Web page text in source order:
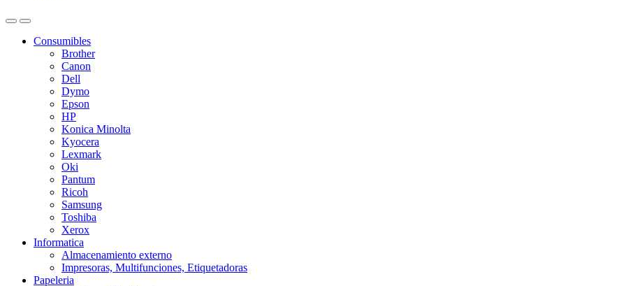
Consumibles
Brother
Canon
Dell
Dymo
Epson
HP
Konica Minolta
Kyocera
Lexmark
Oki
Pantum
Ricoh
Samsung
Toshiba
Xerox
Informatica
Almacenamiento externo
Impresoras, Multifunciones, Etiquetadoras
Papeleria